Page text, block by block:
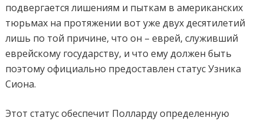
подвергается лишениям и пыткам в американских
тюрьмах на протяжении вот уже двух десятилетий
лишь по той причине, что он – еврей, служивший
еврейскому государству, и что ему должен быть
поэтому официально предоставлен статус Узника
Сиона.
Этот статус обеспечит Полларду определенную